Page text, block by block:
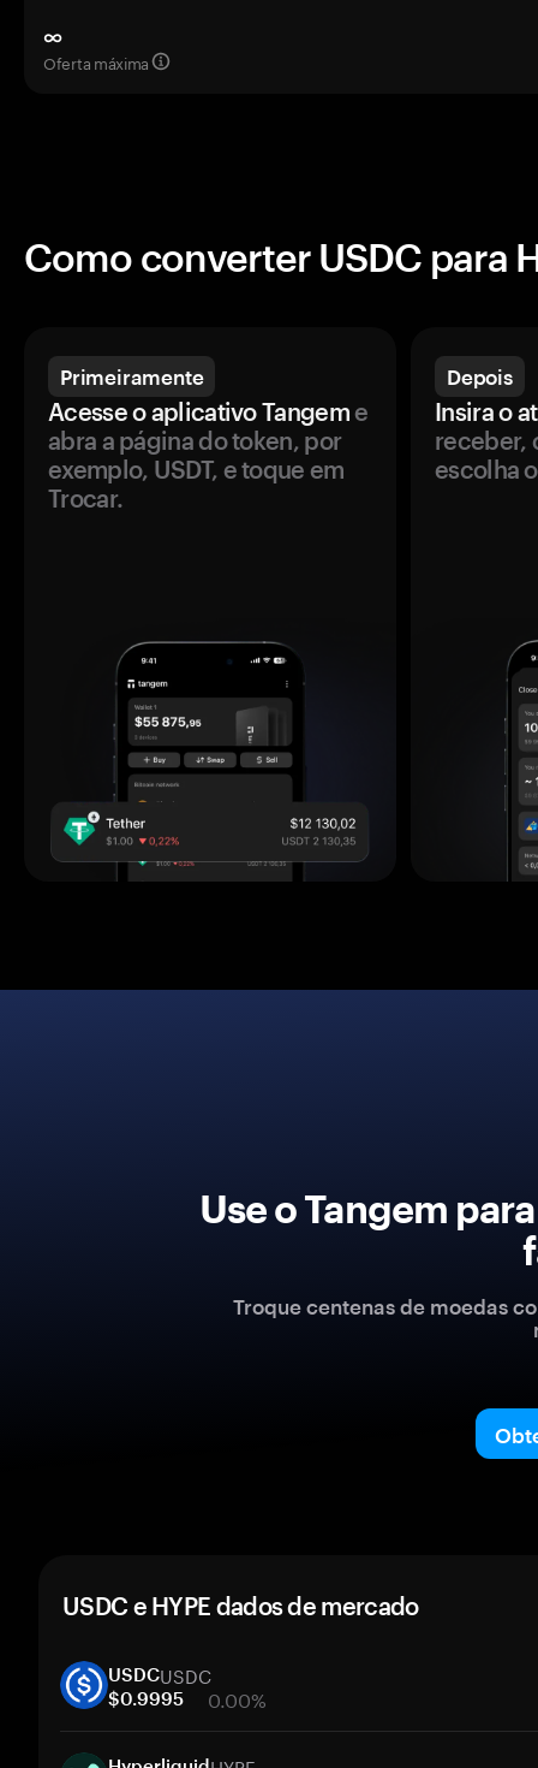
∞
Oferta máxima
Como converter USDC para
Primeiramente
Acesse o aplicativo Tangeme
abra a página do token, por
exemplo, USDT, e toque em
Trocar.
Depois
Insira o
receber,
escolha
Use o Tangem
Troque centenas de moedas
USDC e HYPE dados de mercado
USDCUSDC
$0.9995 0.00%